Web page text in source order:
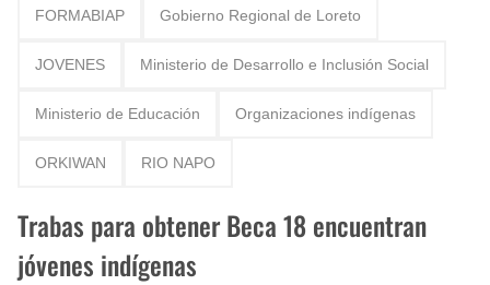
FORMABIAP Gobierno Regional de Loreto
JOVENES Ministerio de Desarrollo e Inclusión Social
Ministerio de Educación Organizaciones indígenas
ORKIWAN RIO NAPO
Trabas para obtener Beca 18 encuentran
jóvenes indígenas